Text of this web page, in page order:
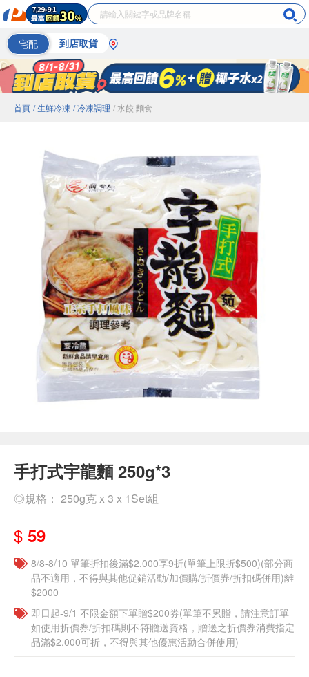
宅配 到店取貨
首頁 / 生鮮冷凍 / 冷凍調理 / 水餃 麵食
手打式宇龍麵 250g*3
◎規格： 250g克 x 3 x 1Set組
$ 59
8/8-8/10 單筆折扣後滿$2,000享9折(單筆上限折$500)(部分商
品不適用，不得與其他促銷活動/加價購/折價券/折扣碼併用)離
$2000
即日起-9/1 不限金額下單贈$200券(單筆不累贈，請注意訂單
如使用折價券/折扣碼則不符贈送資格，贈送之折價券消費指定
品滿$2,000可折，不得與其他優惠活動合併使用)